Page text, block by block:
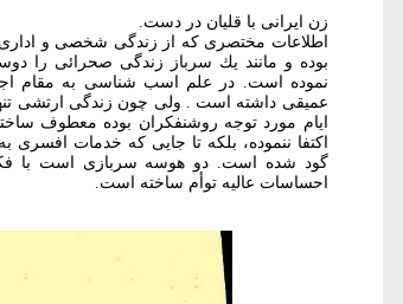
زن ایرانی با قلیان در دست.
اطلاعات مختصری که از زندگی شخصی و
بوده و مانند يك سرباز زندگی صحرائی
نموده است. در علم اسب شناسی به مقام
عمیقی داشته است . ولی چون زندگی ارتشی
ایام مورد توجه روشنفکران بوده معطوف
اکتفا ننموده، بلکه تا جایی که خدمات
گود شده است. دو هوسه سربازی است با
احساسات عاليه توأم ساخته است.